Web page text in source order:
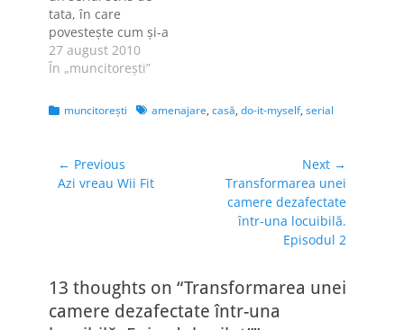
articolului aveţi link-
uri către toate
"episoadele".…
tata, în care
povesteşte cum şi-a
amenajat o cameră
într-o casă de la
acest blog, cum
poate fi transformat
într-o "garsonieră"
locuibilă, izolată,
zugrăvită, cu
27 august 2010
În „muncitoreşti”
Categories
muncitoreşti Tagsamenajare, casă, do-it-myself, serial
Navigare
în
← Previous
Previous
Azi vreau Wii Fit
Next →
Next
post:
Transformarea unei
camere dezafectate
într-una locuibilă.
Episodul 2
13 thoughts on “Transformarea unei
camere dezafectate într-una